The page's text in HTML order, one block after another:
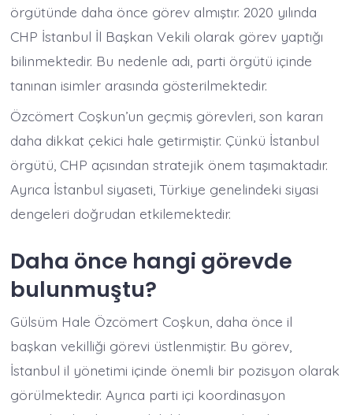
örgütünde daha önce görev almıştır. 2020 yılında
CHP İstanbul İl Başkan Vekili olarak görev yaptığı
bilinmektedir. Bu nedenle adı, parti örgütü içinde
tanınan isimler arasında gösterilmektedir.
Özcömert Coşkun’un geçmiş görevleri, son kararı
daha dikkat çekici hale getirmiştir. Çünkü İstanbul
örgütü, CHP açısından stratejik önem taşımaktadır.
Ayrıca İstanbul siyaseti, Türkiye genelindeki siyasi
dengeleri doğrudan etkilemektedir.
Daha önce hangi görevde
bulunmuştu?
Gülsüm Hale Özcömert Coşkun, daha önce il
başkan vekilliği görevi üstlenmiştir. Bu görev,
İstanbul il yönetimi içinde önemli bir pozisyon olarak
görülmektedir. Ayrıca parti içi koordinasyon